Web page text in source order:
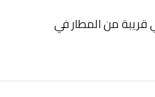
قريبة من المطار في